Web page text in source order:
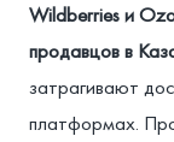
Wildberries и
продавцов в
затрагивают
платформах.